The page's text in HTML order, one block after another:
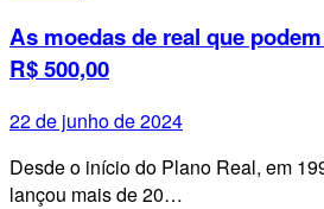
As moedas de real que
R$ 500,00
22 de junho de 2024
Desde o início do Plano Real, em
lançou mais de 20…